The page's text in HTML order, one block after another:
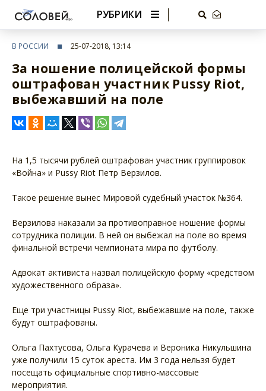
РУБРИКИ
В РОССИИ 25-07-2018, 13:14
За ношение полицейской формы
оштрафован участник Pussy Riot,
выбежавший на поле
На 1,5 тысячи рублей оштрафован участник группировок
«Война» и Pussy Riot Петр Верзилов.
Такое решение вынес Мировой судебный участок №364.
Верзилова наказали за противоправное ношение формы
сотрудника полиции. В ней он выбежал на поле во время
финальной встречи чемпионата мира по футболу.
Адвокат активиста назвал полицейскую форму «средством
художественного образа».
Еще три участницы Pussy Riot, выбежавшие на поле, также
будут оштрафованы.
Ольга Пахтусова, Ольга Курачева и Вероника Никульшина
уже получили 15 суток ареста. Им 3 года нельзя будет
посещать официальные спортивно-массовые
мероприятия.